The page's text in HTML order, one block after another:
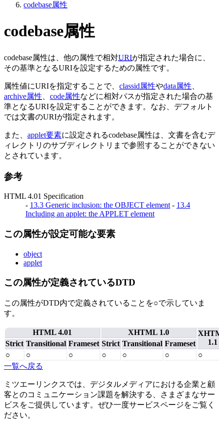
codebase属性
codebase属性
codebase属性は、他の属性で相対URIが指定された場合に、
その基準となるURIを設定するための属性です。
属性値にURIを指定することで、 classid属性やdata属性
archive属性
code属性などに相対パスが指定された場合の基
準となるURIを設定することができます。なお、デフォルト
では文書のURIが指定されます。
また、 applet要素に設定されるcodebase属性は、文書を含むデ
ィレクトリのサブディレクトリまで参照することができない
とされています。
参考
HTML 4.01 Specification
- 13.3 Generic inclusion: the OBJECT element - 13.4
Including an applet: the APPLET element
この属性が設定可能な要素
object
applet
この属性が定義されているDTD
この属性がDTD内で定義されていることを○で示していま
す。
HTML 4.01 XHTML 1.0
1.1
Strict Transitional Frameset Strict Transitional Frameset
○
○ ○ ○ ○ ○
○
一覧へ戻る
ミツエーリンクスでは、デジタルメディアにおける企業と顧
客とのコミュニケーション課題を解決する、さまざまなサー
ビスをご提供しています。ぜひ一度サービスページをご覧く
ださい。